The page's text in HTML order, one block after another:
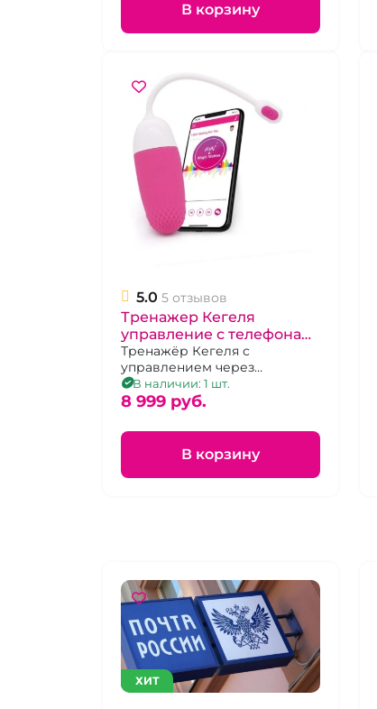
В корзину
5.0 5 отзывов
Тренажер Кегеля
управление с телефона
"Magic Vini" розовый
Тренажёр Кегеля с
управлением через
приложение
В наличии: 1 шт.
8 999 pуб.
В корзину
ХИТ